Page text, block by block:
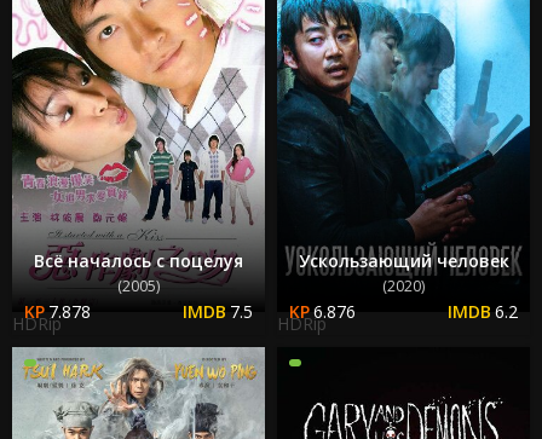
Всё началось с поцелуя
(2005)
7.878 7.5
HDRip
Ускользающий человек
(2020)
6.876 6.2
HDRip